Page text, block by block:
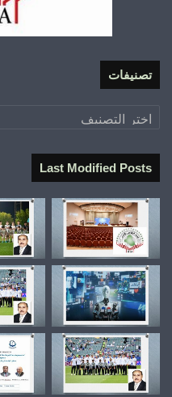
تصنيفات
تصنيفات
Last Modified Posts